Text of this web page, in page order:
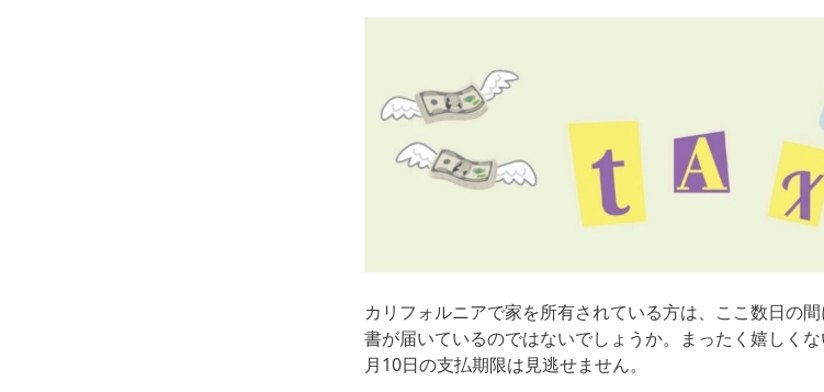
カリフォルニアで家を所有されている方は、ここ数日の
書が届いているのではないでしょうか。まったく嬉しく
月10日の支払期限は見逃せません。